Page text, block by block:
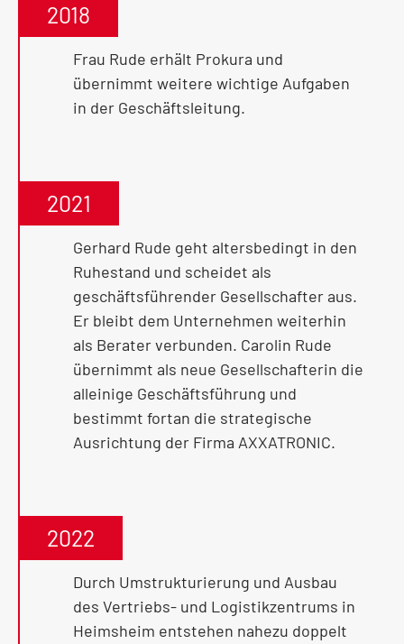
2018
Frau Rude erhält Prokura und
übernimmt weitere wichtige Aufgaben
in der Geschäftsleitung.
2021
Gerhard Rude geht altersbedingt in den
Ruhestand und scheidet als
geschäftsführender Gesellschafter aus.
Er bleibt dem Unternehmen weiterhin
als Berater verbunden. Carolin Rude
übernimmt als neue Gesellschafterin die
alleinige Geschäftsführung und
bestimmt fortan die strategische
Ausrichtung der Firma AXXATRONIC.
2022
Durch Umstrukturierung und Ausbau
des Vertriebs- und Logistikzentrums in
Heimsheim entstehen nahezu doppelt